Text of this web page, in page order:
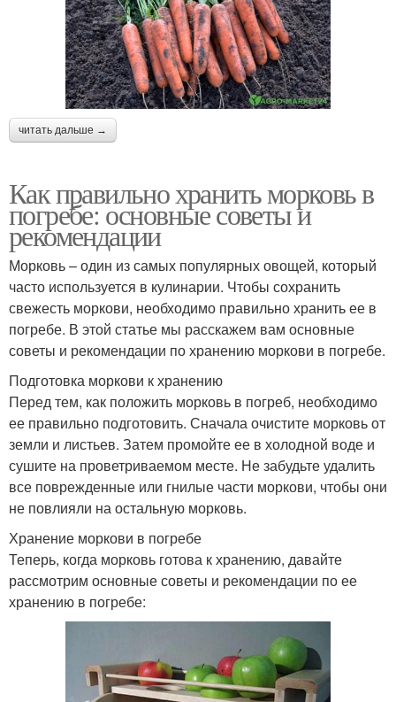
читать дальше →
Как правильно хранить морковь в
погребе: основные советы и
рекомендации
Морковь – один из самых популярных овощей, который
часто используется в кулинарии. Чтобы сохранить
свежесть моркови, необходимо правильно хранить ее в
погребе. В этой статье мы расскажем вам основные
советы и рекомендации по хранению моркови в погребе.
Подготовка моркови к хранению
Перед тем, как положить морковь в погреб, необходимо
ее правильно подготовить. Сначала очистите морковь от
земли и листьев. Затем промойте ее в холодной воде и
сушите на проветриваемом месте. Не забудьте удалить
все поврежденные или гнилые части моркови, чтобы они
не повлияли на остальную морковь.
Хранение моркови в погребе
Теперь, когда морковь готова к хранению, давайте
рассмотрим основные советы и рекомендации по ее
хранению в погребе: